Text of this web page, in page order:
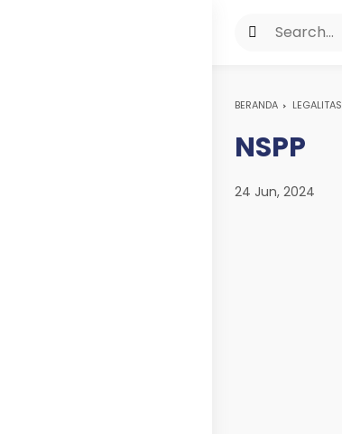
BERANDA LEGALITAS
NSPP
24 Jun, 2024